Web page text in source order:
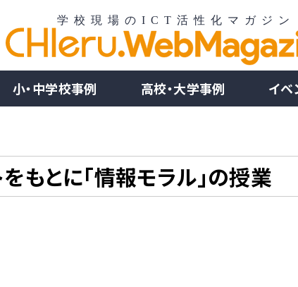
小・中学校事例 高校・大学事例 イベ
もとに「情報モラル」の授業